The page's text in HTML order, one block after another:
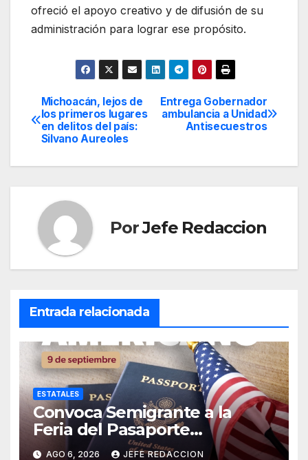
ofreció el apoyo creativo y de difusión de su
administración para lograr ese propósito.
Navegación
de
entradas
Entrega Gobernador
ambulancia a Unidad
Antisecuestros
Michoacán, lejos de
los primeros lugares
en delitos del país:
Silvano Aureoles
PorJefe Redaccion
Entrada relacionada
ESTATALES
Convoca Semigrante a la
Feria del Pasaporte
Estadounidense 2026
AGO 6, 2026 JEFE REDACCION